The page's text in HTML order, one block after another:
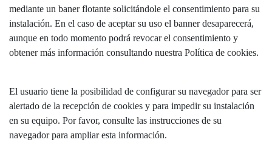
mediante un baner flotante solicitándole el consentimiento para su
instalación. En el caso de aceptar su uso el banner desaparecerá,
aunque en todo momento podrá revocar el consentimiento y
obtener más información consultando nuestra Política de cookies.
El usuario tiene la posibilidad de configurar su navegador para ser
alertado de la recepción de cookies y para impedir su instalación
en su equipo. Por favor, consulte las instrucciones de su
navegador para ampliar esta información.